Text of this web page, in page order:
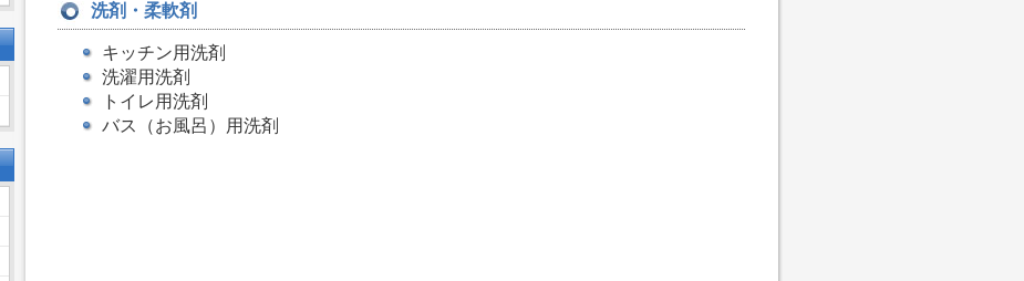
洗剤・柔軟剤
キッチン用洗剤
洗濯用洗剤
トイレ用洗剤
バス（お風呂）用洗剤